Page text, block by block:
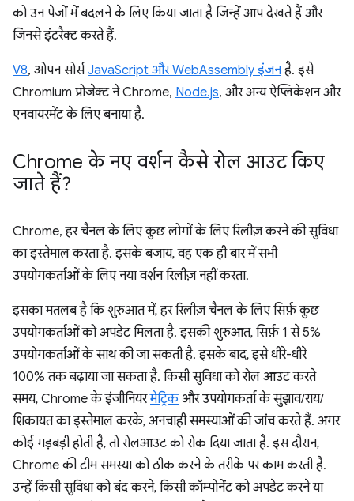
को उन पेजों में बदलने के लिए किया जाता है जिन्हें आप देखते हैं और
जिनसे इंटरैक्ट करते हैं.
V8, ओपन सोर्सJavaScript और WebAssembly इंजनहै. इसे
Chromium प्रोजेक्ट ने Chrome, Node.js, और अन्य ऐप्लिकेशन और
एनवायरमेंट के लिए बनाया है.
Chrome के नए वर्शन कैसे रोल आउट किए
जाते हैं?
Chrome, हर चैनल के लिए कुछ लोगों के लिए रिलीज़ करने की सुविधा
का इस्तेमाल करता है. इसके बजाय, वह एक ही बार में सभी
उपयोगकर्ताओं के लिए नया वर्शन रिलीज़ नहीं करता.
इसका मतलब है कि शुरुआत में, हर रिलीज़ चैनल के लिए सिर्फ़ कुछ
उपयोगकर्ताओं को अपडेट मिलता है. इसकी शुरुआत, सिर्फ़ 1 से 5%
उपयोगकर्ताओं के साथ की जा सकती है. इसके बाद, इसे धीरे-धीरे
100% तक बढ़ाया जा सकता है. किसी सुविधा को रोल आउट करते
समय, Chrome के इंजीनियरमेट्रिकऔर उपयोगकर्ता के सुझाव/राय/
शिकायत का इस्तेमाल करके, अनचाही समस्याओं की जांच करते हैं. अगर
कोई गड़बड़ी होती है, तो रोलआउट को रोक दिया जाता है. इस दौरान,
Chrome की टीम समस्या को ठीक करने के तरीके पर काम करती है.
उन्हें किसी सुविधा को बंद करने, किसी कॉम्पोनेंट को अपडेट करने या